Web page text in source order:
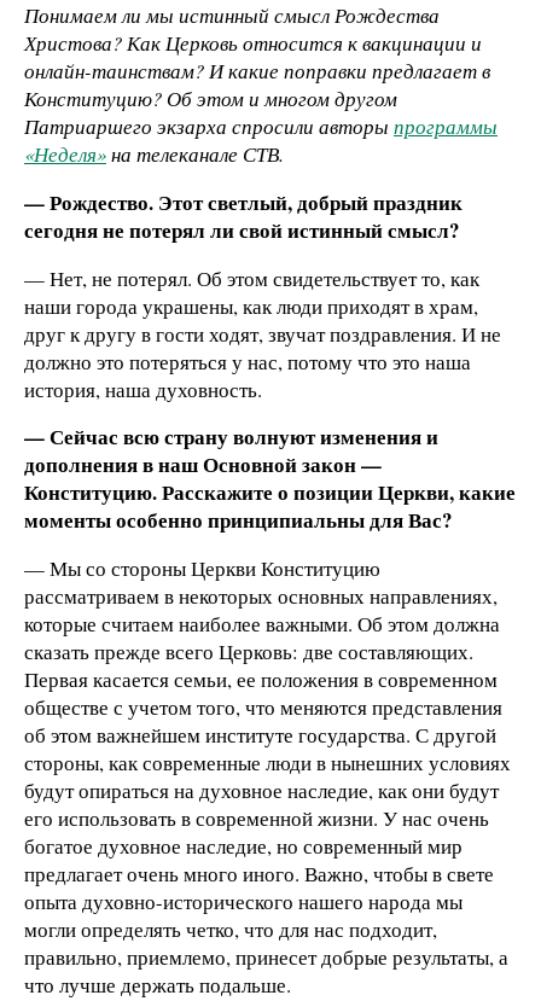
Понимаем ли мы истинный смысл Рождества
Христова? Как Церковь относится к вакцинации и
онлайн-таинствам? И какие поправки предлагает в
Конституцию? Об этом и многом другом
Патриаршего экзарха спросили авторы программы
«Неделя»на телеканале СТВ.
— Рождество. Этот светлый, добрый праздник
сегодня не потерял ли свой истинный смысл?
— Нет, не потерял. Об этом свидетельствует то, как
наши города украшены, как люди приходят в храм,
друг к другу в гости ходят, звучат поздравления. И не
должно это потеряться у нас, потому что это наша
история, наша духовность.
— Сейчас всю страну волнуют изменения и
дополнения в наш Основной закон —
Конституцию. Расскажите о позиции Церкви, какие
моменты особенно принципиальны для Вас?
— Мы со стороны Церкви Конституцию
рассматриваем в некоторых основных направлениях,
которые считаем наиболее важными. Об этом должна
сказать прежде всего Церковь: две составляющих.
Первая касается семьи, ее положения в современном
обществе с учетом того, что меняются представления
об этом важнейшем институте государства. С другой
стороны, как современные люди в нынешних условиях
будут опираться на духовное наследие, как они будут
его использовать в современной жизни. У нас очень
богатое духовное наследие, но современный мир
предлагает очень много иного. Важно, чтобы в свете
опыта духовно-исторического нашего народа мы
могли определять четко, что для нас подходит,
правильно, приемлемо, принесет добрые результаты, а
что лучше держать подальше.